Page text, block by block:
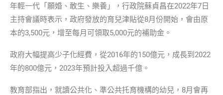
年輕一代「願婚、敢生、樂養」，行政院蘇貞昌在2022年7日
主持會議時表示，政府發放的育兒津貼從8月份開始，會由原
本的3,500元，增至每月可領取5,000元的補助金。
政府大幅提高少子化經費，從2016年的150億元，成長到2022
年的800億元，2023年預計投入超過千億。
教育部指出，就讀公共化、準公共托育機構的幼兒，8月會再